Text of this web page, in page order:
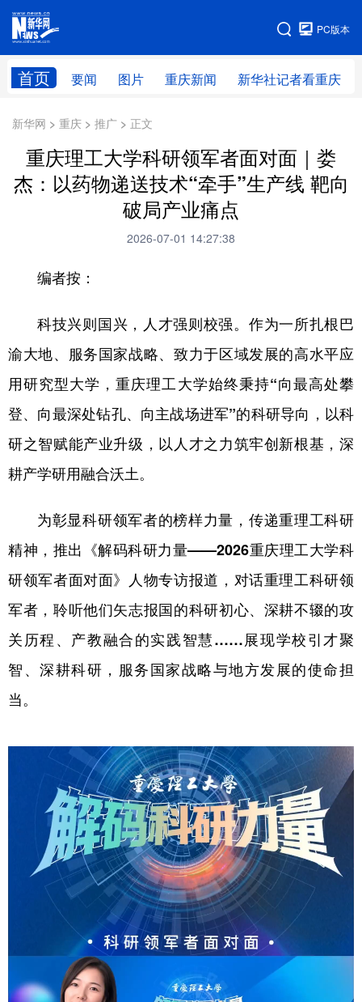
PC版本
首页 要闻 图片 重庆新闻 新华社记者看重庆
网站地图
新华网 > 重庆 > 推广 > 正文
重庆理工大学科研领军者面对面｜娄
杰：以药物递送技术“牵手”生产线 靶向
破局产业痛点
2026-07-01 14:27:38
编者按：
科技兴则国兴，人才强则校强。作为一所扎根巴
渝大地、服务国家战略、致力于区域发展的高水平应
用研究型大学，重庆理工大学始终秉持“向最高处攀
登、向最深处钻孔、向主战场进军”的科研导向，以科
研之智赋能产业升级，以人才之力筑牢创新根基，深
耕产学研用融合沃土。
为彰显科研领军者的榜样力量，传递重理工科研
精神，推出《解码科研力量——2026重庆理工大学科
研领军者面对面》人物专访报道，对话重理工科研领
军者，聆听他们矢志报国的科研初心、深耕不辍的攻
关历程、产教融合的实践智慧……展现学校引才聚
智、深耕科研，服务国家战略与地方发展的使命担
当。